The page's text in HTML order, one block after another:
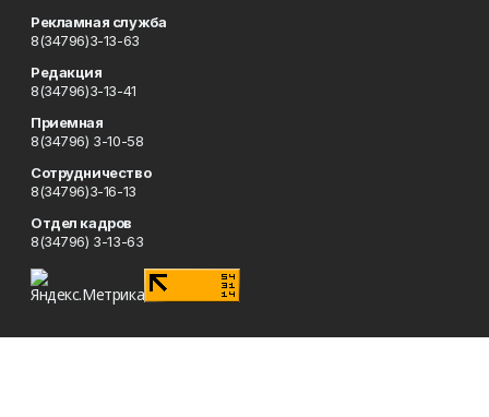
Рекламная служба
8(34796)3-13-63
Редакция
8(34796)3-13-41
Приемная
8(34796) 3-10-58
Сотрудничество
8(34796)3-16-13
Отдел кадров
8(34796) 3-13-63